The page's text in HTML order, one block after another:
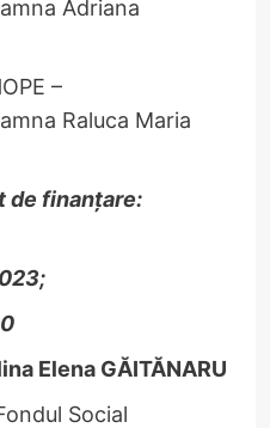
Adriana
–
Raluca Maria
de finanţare:
;
Elena GĂITĂNARU
Social